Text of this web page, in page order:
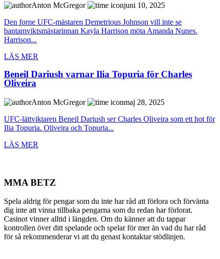
Anton McGregor
juni 10, 2025
Den forne UFC-mästaren Demetrious Johnson vill inte se
bantamviktsmästarinnan Kayla Harrison möta Amanda Nunes.
Harrison...
LÄS MER
Beneil Dariush varnar Ilia Topuria för Charles
Oliveira
Anton McGregor
maj 28, 2025
UFC-lättviktaren Beneil Dariush ser Charles Oliveira som ett hot för
Ilia Topuria. Oliveira och Topuria...
LÄS MER
MMA BETZ
Spela aldrig för pengar som du inte har råd att förlora och förvänta
dig inte att vinna tillbaka pengarna som du redan har förlorat.
Casinot vinner alltid i längden. Om du känner att du tappar
kontrollen över ditt spelande och spelar för mer än vad du har råd
för så rekommenderar vi att du genast kontaktar stödlinjen.